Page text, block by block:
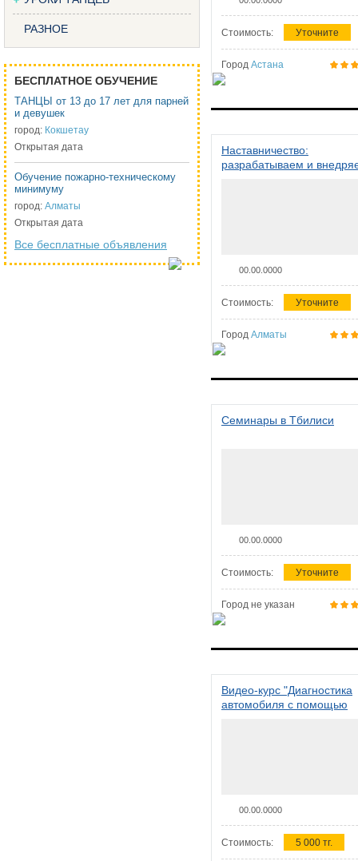
РАЗНОЕ
БЕСПЛАТНОЕ ОБУЧЕНИЕ
ТАНЦЫ от 13 до 17 лет для парней
и девушек
город: Кокшетау
Открытая дата
Обучение пожарно-техническому
минимуму
город: Алматы
Открытая дата
Все бесплатные объявления
Стоимость: Уточните
Город Астана
Наставничество:
разрабатываем и
00.00.0000
Стоимость: Уточните
Город Алматы
Семинары в Тбилиси
00.00.0000
Стоимость: Уточните
Город не указан
Видео-курс "Диагностика
автомобиля с помощью
00.00.0000
Стоимость: 5 000 тг.